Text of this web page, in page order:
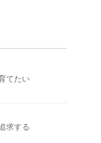
てたい
求する